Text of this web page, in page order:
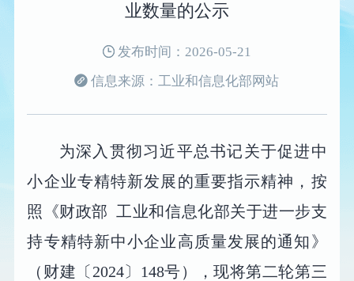
业数量的公示
发布时间：2026-05-21
信息来源：工业和信息化部网站
为深入贯彻习近平总书记关于促进中
小企业专精特新发展的重要指示精神，按
照《财政部 工业和信息化部关于进一步支
持专精特新中小企业高质量发展的通知》
（财建〔2024〕148号），现将第二轮第三